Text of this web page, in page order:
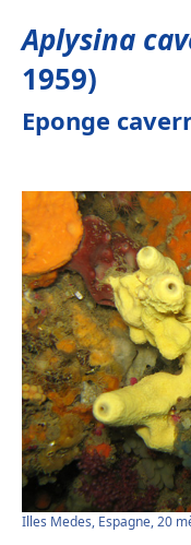
Aplysina
1959)
Eponge
Illes Medes, Espagne, 20